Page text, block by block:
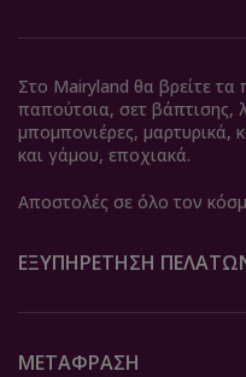
Στο Mairyland θα βρείτε
παπούτσια, σετ βάπτισης,
μπομπονιέρες, μαρτυρικά,
και γάμου, εποχιακά.
Αποστολές σε όλο τον
ΕΞΥΠΗΡΈΤΗΣΗ
ΜΕΤΆΦΡΑΣΗ